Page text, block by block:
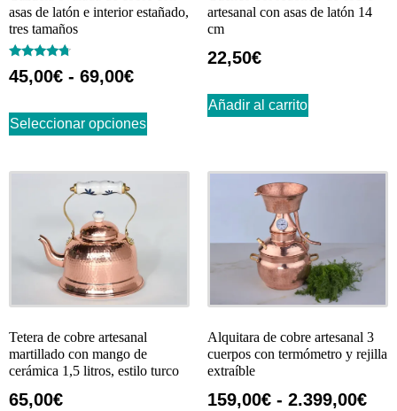
asas de latón e interior estañado,
tres tamaños
Valorado
con
45,00€ - 69,00€
Seleccionar opciones
artesanal con asas de latón 14
cm
22,50€
Añadir al carrito
Tetera de cobre artesanal
martillado con mango de
cerámica 1,5 litros, estilo turco
65,00€
Alquitara de cobre artesanal 3
cuerpos con termómetro y rejilla
extraíble
159,00€ - 2.399,00€